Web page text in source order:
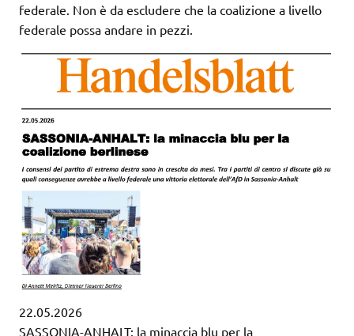
federale. Non è da escludere che la coalizione a livello
federale possa andare in pezzi.
22.05.2026
SASSONIA-ANHALT: la minaccia blu per la